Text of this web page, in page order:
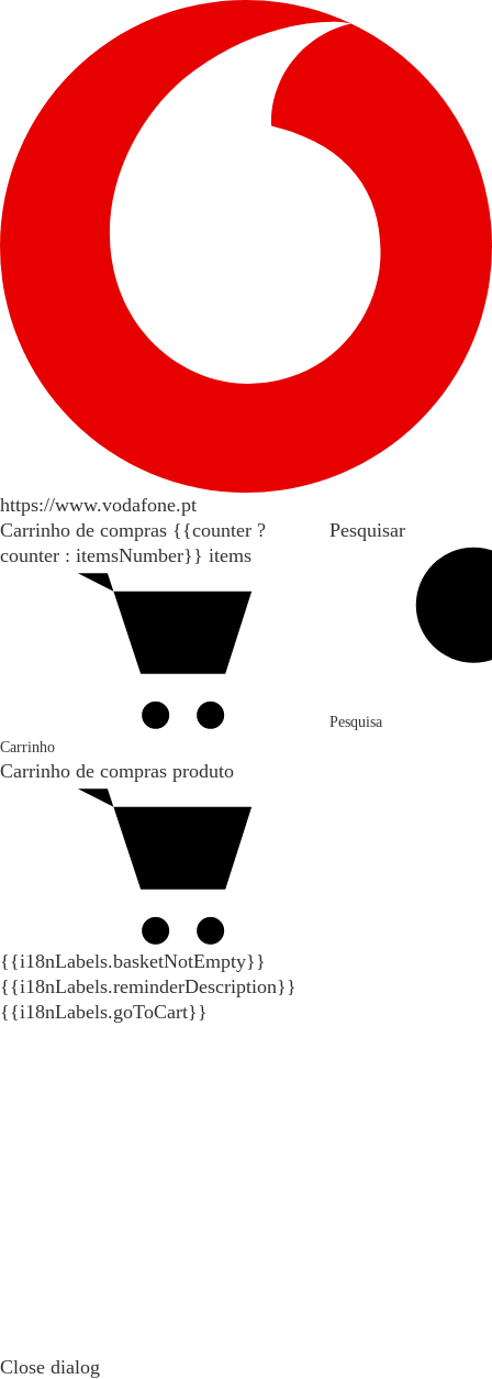
https://www.vodafone.pt
Carrinho de compras {{counter ?
counter : itemsNumber}} items
Carrinho
Carrinho de compras produto
{{i18nLabels.basketNotEmpty}}
{{i18nLabels.reminderDescription}}
{{i18nLabels.goToCart}}
Pesquisar
Pesquisa
Close dialog